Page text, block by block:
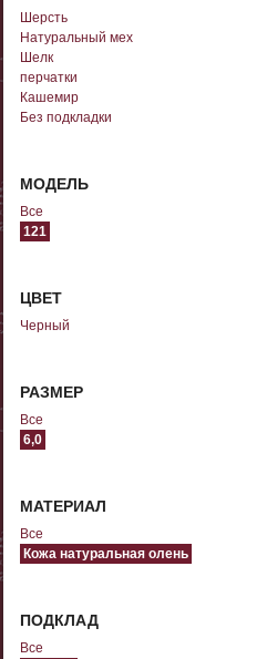
Шерсть
Натуральный мех
Шелк
перчатки
Кашемир
Без подкладки
МОДЕЛЬ
Все
121
ЦВЕТ
Черный
РАЗМЕР
Все
6,0
МАТЕРИАЛ
Все
Кожа натуральная олень
ПОДКЛАД
Все